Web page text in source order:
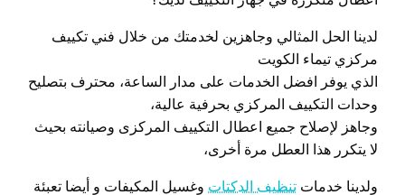
لدينا الحل المثالي وجاهزين لخدمتك من خلال فني تكييف
مركزي تيماء الكويت
الذي يوفر افضل الخدمات على مدار الساعة، محترف بتصليح
وحدات التكييف المركزي بحرفية عالية،
وجاهز لإصلاح جميع اعطال التكييف المركزى وصيانته بحيث
لا يتكرر هذا العطل مرة أخرى،
ولدينا خدمات تنظيف الدكتات وغسيل المكيفات و أيضا تعبئة